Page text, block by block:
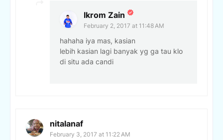
Ikrom Zain
February 2, 2017 at 11:48 AM
hahaha iya mas, kasian
lebih kasian lagi banyak yg ga tau klo
di situ ada candi
nitalanaf
February 3, 2017 at 11:22 AM